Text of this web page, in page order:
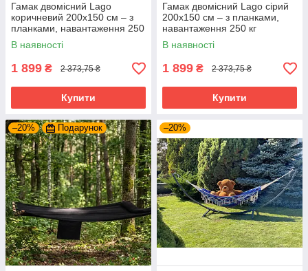
Гамак двомісний Lago
коричневий 200х150 см – з
планками, навантаження 250
кг
В наявності
1 899 ₴ 2 373,75 ₴
Купити
Гамак двомісний Lago сірий
200х150 см – з планками,
навантаження 250 кг
В наявності
1 899 ₴ 2 373,75 ₴
Купити
–20% Подарунок –20%